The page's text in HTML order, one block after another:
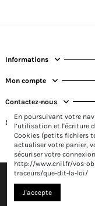
Informations
Mon compte
Contactez-nous
Suivez-nous
En poursuivant votre
l’utilisation et l'écriture
Cookies (petits fichiers
actualiser votre panier,
sécuriser votre
http://www.cnil.fr/vos-
traceurs/que-dit-la-loi/
J'accepte